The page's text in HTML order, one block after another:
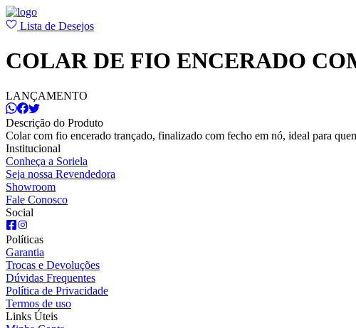
Lista de Desejos
COLAR DE FIO ENCERADO
LANÇAMENTO
Descrição do Produto
Colar com fio encerado trançado, finalizado com fecho em nó, ideal para
Institucional
Conheça a Soriela
Seja nossa Revendedora
Showroom
Fale Conosco
Social
Políticas
Garantia
Trocas e Devoluções
Dúvidas Frequentes
Política de Privacidade
Termos de uso
Links Úteis